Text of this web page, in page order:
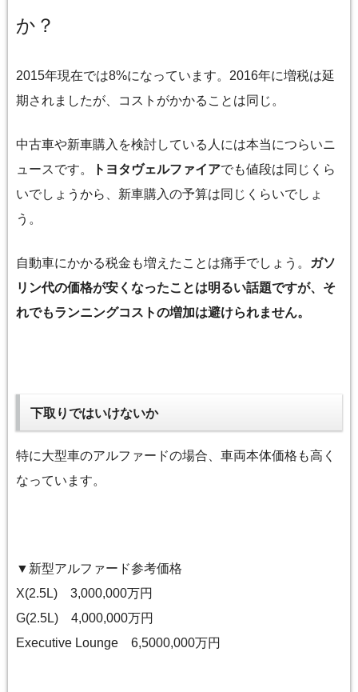
か？
2015年現在では8%になっています。2016年に増税は延
期されましたが、コストがかかることは同じ。
中古車や新車購入を検討している人には本当につらいニ
ュースです。
トヨタヴェルファイアでも値段は同じくら
いでしょうから、新車購入の予算は同じくらいでしょ
う。
自動車にかかる税金も増えたことは痛手でしょう。
ガソ
リン代の価格が安くなったことは明るい話題ですが、そ
れでもランニングコストの増加は避けられません。
下取りではいけないか
特に大型車のアルファードの場合、車両本体価格も高く
なっています。
▼新型アルファード参考価格
X(2.5L) 3,000,000万円
G(2.5L) 4,000,000万円
Executive Lounge 6,5000,000万円